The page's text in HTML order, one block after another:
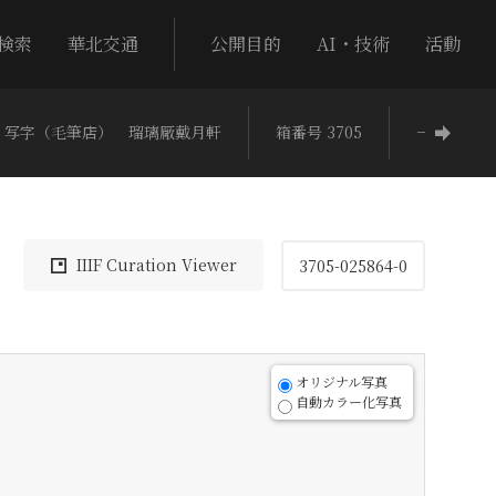
索 華北交通 公開目的 AI・技術 活動
写字（毛筆店） 瑠璃厰戴月軒 箱番号 3705 −
IIIF Curation Viewer 3705-025864-0
オリジナル写真
自動カラー化写真